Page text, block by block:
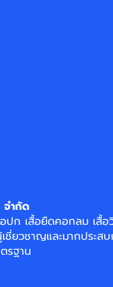
ำกัด
ปก เสื้อยืดคอกลม เสื้
วชาญและมากประสบ
รฐาน